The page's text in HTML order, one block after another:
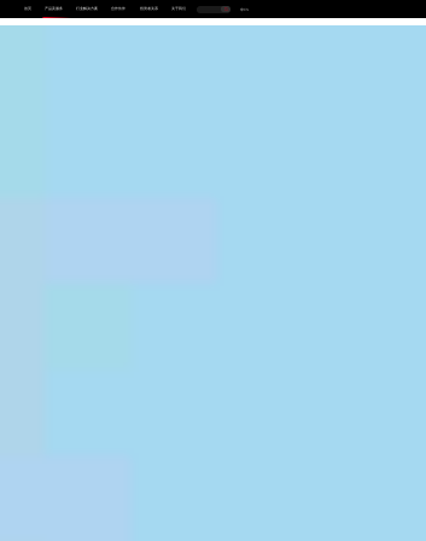
首页 产品及服务 行业解决方案 合作伙伴 投资者关系 关于我们 中EN